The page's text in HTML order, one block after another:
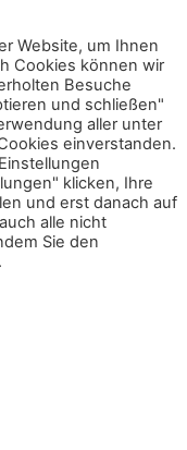
Website, um Ihnen
Cookies können wir
Besuche
und schließen"
aller unter
einverstanden.
klicken, Ihre
und erst danach auf
alle nicht
Sie den